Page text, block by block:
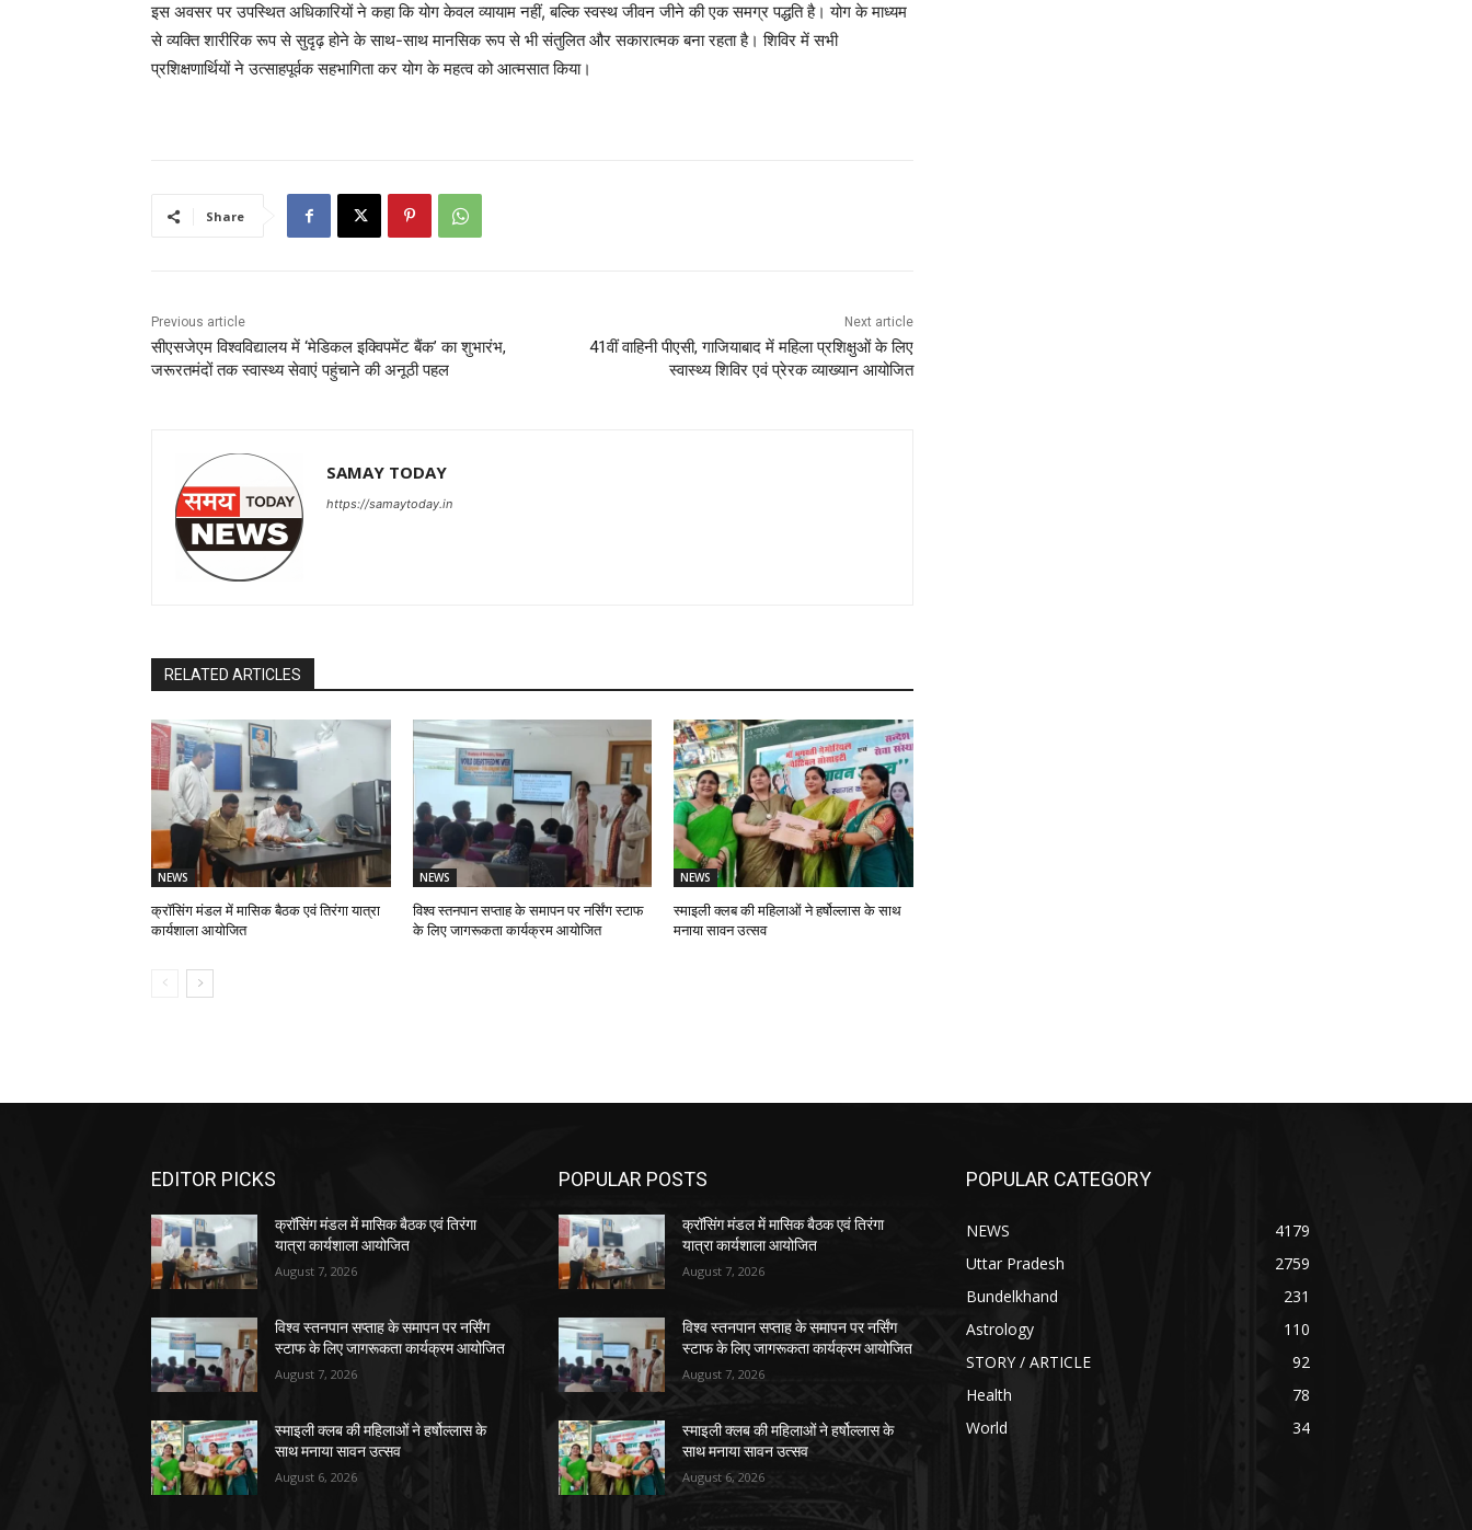
इस अवसर पर उपस्थित अधिकारियों ने कहा कि योग केवल व्यायाम नहीं, बल्कि स्वस्थ जीवन जीने की एक समग्र पद्धति है। योग के माध्यम
से व्यक्ति शारीरिक रूप से सुदृढ़ होने के साथ-साथ मानसिक रूप से भी संतुलित और सकारात्मक बना रहता है। शिविर में सभी
प्रशिक्षणार्थियों ने उत्साहपूर्वक सहभागिता कर योग के महत्व को आत्मसात किया।
Share
Previous article
सीएसजेएम विश्वविद्यालय में ‘मेडिकल इक्विपमेंट बैंक’ का शुभारंभ,
जरूरतमंदों तक स्वास्थ्य सेवाएं पहुंचाने की अनूठी पहल
Next article
41वीं वाहिनी पीएसी, गाजियाबाद में महिला प्रशिक्षुओं के लिए
स्वास्थ्य शिविर एवं प्रेरक व्याख्यान आयोजित
SAMAY TODAY
https://samaytoday.in
RELATED ARTICLES
NEWS
क्रॉसिंग मंडल में मासिक बैठक एवं तिरंगा यात्रा
कार्यशाला आयोजित
NEWS
विश्व स्तनपान सप्ताह के समापन पर नर्सिंग स्टाफ
के लिए जागरूकता कार्यक्रम आयोजित
NEWS
स्माइली क्लब की महिलाओं ने हर्षोल्लास के साथ
मनाया सावन उत्सव
EDITOR PICKS
क्रॉसिंग मंडल में मासिक बैठक एवं तिरंगा
यात्रा कार्यशाला आयोजित
August 7, 2026
विश्व स्तनपान सप्ताह के समापन पर नर्सिंग
स्टाफ के लिए जागरूकता कार्यक्रम आयोजित
August 7, 2026
स्माइली क्लब की महिलाओं ने हर्षोल्लास के
साथ मनाया सावन उत्सव
August 6, 2026
POPULAR POSTS
क्रॉसिंग मंडल में मासिक बैठक एवं तिरंगा
यात्रा कार्यशाला आयोजित
August 7, 2026
विश्व स्तनपान सप्ताह के समापन पर नर्सिंग
स्टाफ के लिए जागरूकता कार्यक्रम आयोजित
August 7, 2026
स्माइली क्लब की महिलाओं ने हर्षोल्लास के
साथ मनाया सावन उत्सव
August 6, 2026
POPULAR CATEGORY
NEWS
4179
Uttar Pradesh
2759
Bundelkhand
231
Astrology
110
STORY / ARTICLE
92
Health
78
World
34